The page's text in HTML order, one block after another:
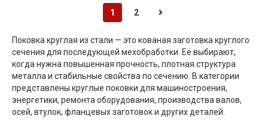
1 2
Поковка круглая из стали — это кованая заготовка круглого
сечения для последующей мехобработки. Её выбирают,
когда нужна повышенная прочность, плотная структура
металла и стабильные свойства по сечению. В категории
представлены круглые поковки для машиностроения,
энергетики, ремонта оборудования, производства валов,
осей, втулок, фланцевых заготовок и других деталей.